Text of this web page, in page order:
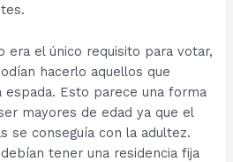
era el único requisito para votar,
hacerlo aquellos que
espada. Esto parece una forma
mayores de edad ya que el
se conseguía con la adultez.
tener una residencia fija